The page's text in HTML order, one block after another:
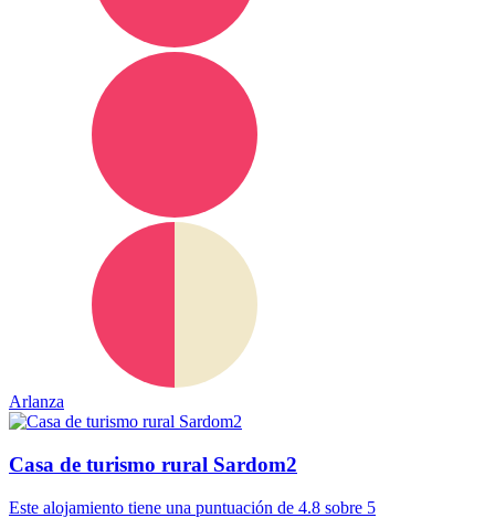
Arlanza
Casa de turismo rural Sardom2
Este alojamiento tiene una puntuación de 4.8 sobre 5